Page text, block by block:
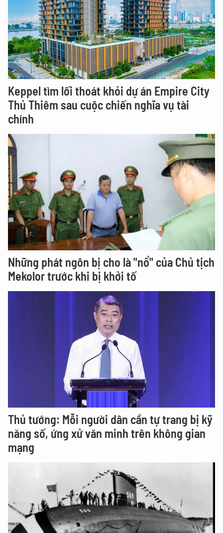
Keppel tìm lối thoát khỏi dự án Empire City
Thủ Thiêm sau cuộc chiến nghĩa vụ tài
chính
Những phát ngôn bị cho là "nổ" của Chủ tịch
Mekolor trước khi bị khởi tố
Thủ tướng: Mỗi người dân cần tự trang bị kỹ
năng số, ứng xử văn minh trên không gian
mạng